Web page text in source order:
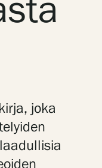
joka